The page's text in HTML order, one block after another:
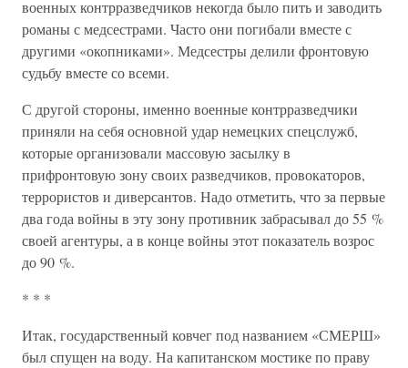
военных контрразведчиков некогда было пить и заводить
романы с медсестрами. Часто они погибали вместе с
другими «окопниками». Медсестры делили фронтовую
судьбу вместе со всеми.
С другой стороны, именно военные контрразведчики
приняли на себя основной удар немецких спецслужб,
которые организовали массовую засылку в
прифронтовую зону своих разведчиков, провокаторов,
террористов и диверсантов. Надо отметить, что за первые
два года войны в эту зону противник забрасывал до 55 %
своей агентуры, а в конце войны этот показатель возрос
до 90 %.
* * *
Итак, государственный ковчег под названием «СМЕРШ»
был спущен на воду. На капитанском мостике по праву